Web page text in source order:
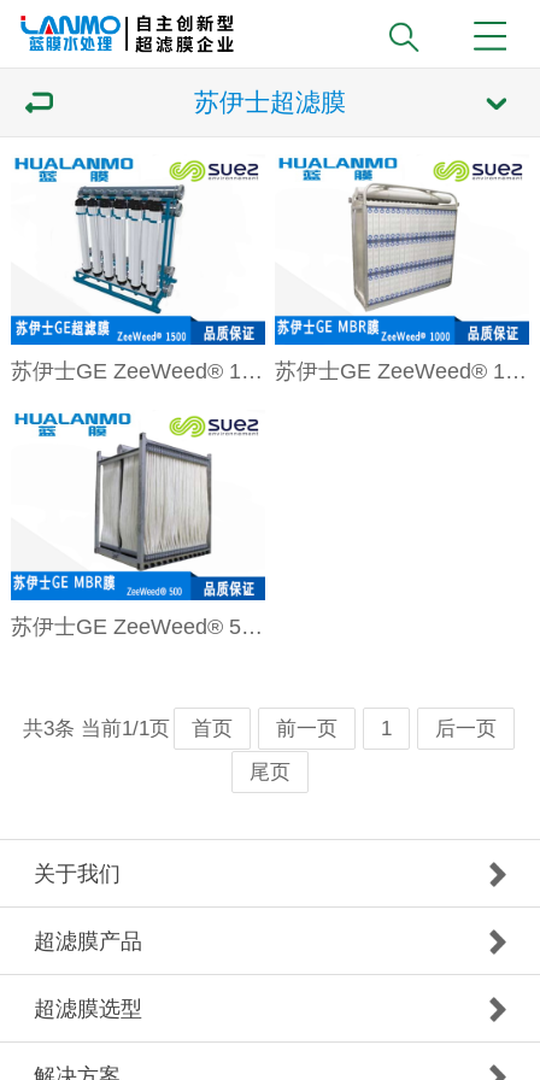
苏伊士超滤膜
苏伊士GE ZeeWeed® 1500超滤膜组件 苏伊士GE ZeeWeed® 1000 MBR膜组件
苏伊士GE ZeeWeed® 500 MBR膜组件
共3条 当前1/1页 首页 前一页 1
后一页
尾页
关于我们
超滤膜产品
超滤膜选型